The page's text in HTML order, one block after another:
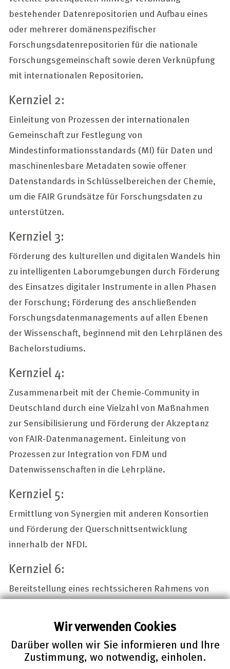
Wir verwenden Cookies
Darüber wollen wir Sie informieren und Ihre
Zustimmung, wo notwendig, einholen.
bestehender Datenrepositorien und Aufbau eines
oder mehrerer domänenspezifischer
Forschungsdatenrepositorien für die nationale
Forschungsgemeinschaft sowie deren Verknüpfung
mit internationalen Repositorien.
Kernziel 2:
Einleitung von Prozessen der internationalen
Gemeinschaft zur Festlegung von
Mindestinformationsstandards (MI) für Daten und
maschinenlesbare Metadaten sowie offener
Datenstandards in Schlüsselbereichen der Chemie,
um die FAIR Grundsätze für Forschungsdaten zu
unterstützen.
Kernziel 3:
Förderung des kulturellen und digitalen Wandels hin
zu intelligenten Laborumgebungen durch Förderung
des Einsatzes digitaler Instrumente in allen Phasen
der Forschung; Förderung des anschließenden
Forschungsdatenmanagements auf allen Ebenen
der Wissenschaft, beginnend mit den Lehrplänen des
Bachelorstudiums.
Kernziel 4:
Zusammenarbeit mit der Chemie-Community in
Deutschland durch eine Vielzahl von Maßnahmen
zur Sensibilisierung und Förderung der Akzeptanz
von FAIR-Datenmanagement. Einleitung von
Prozessen zur Integration von FDM und
Datenwissenschaften in die Lehrpläne.
Kernziel 5:
Ermittlung von Synergien mit anderen Konsortien
und Förderung der Querschnittsentwicklung
innerhalb der NFDI.
Kernziel 6:
Bereitstellung eines rechtssicheren Rahmens von
Richtlinien und Leitlinien für das FAIRe und offene
Forschungsdatenmanagement.